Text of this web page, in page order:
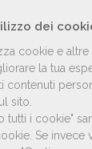
dei
cookie e altre
la tua
contenuti
sito.
tutti i cookie"
Se invece
posizioni